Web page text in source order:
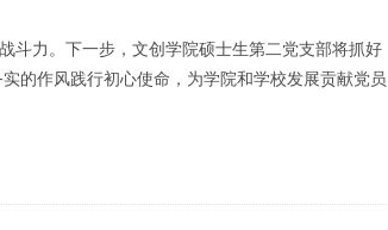
斗力。下一步，文创学院硕士生第二党支部将抓好
的作风践行初心使命，为学院和学校发展贡献党员